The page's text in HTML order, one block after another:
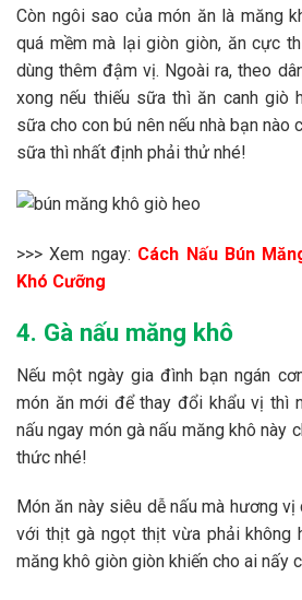
Còn ngôi sao của món ăn là măng
quá mềm mà lại giòn giòn, ăn cực
dùng thêm đậm vị. Ngoài ra, theo
xong nếu thiếu sữa thì ăn canh giò
sữa cho con bú nên nếu nhà bạn
sữa thì nhất định phải thử nhé!
>>> Xem ngay: Cách Nấu Bún
Khó Cưỡng
4. Gà nấu măng khô
Nếu một ngày gia đình bạn ngán
món ăn mới để thay đổi khẩu vị thì
nấu ngay món gà nấu măng khô này
thức nhé!
Món ăn này siêu dễ nấu mà hương
với thịt gà ngọt thịt vừa phải không
măng khô giòn giòn khiến cho ai nấy